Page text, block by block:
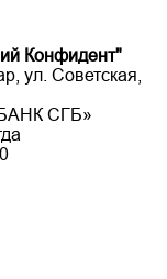
Конфидент"
ул. Советская,
СГБ»